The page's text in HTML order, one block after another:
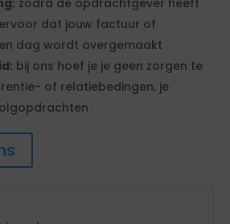
zodra de opdrachtgever heeft
dat jouw factuur of
dag wordt overgemaakt
bij ons hoef je je geen zorgen te
of relatiebedingen, je